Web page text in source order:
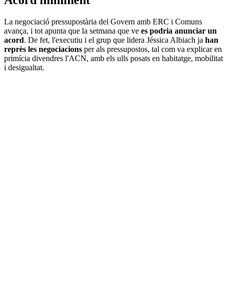
La negociació pressupostària del Govern amb ERC i Comuns
avança, i tot apunta que la setmana que ve es podria anunciar un
acord. De fet, l'executiu i el grup que lidera Jéssica Albiach ja han
reprès les negociacions per als pressupostos, tal com va explicar en
primícia divendres l'ACN, amb els ulls posats en habitatge, mobilitat
i desigualtat.